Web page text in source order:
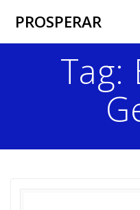
PROSPERAR
Tag: